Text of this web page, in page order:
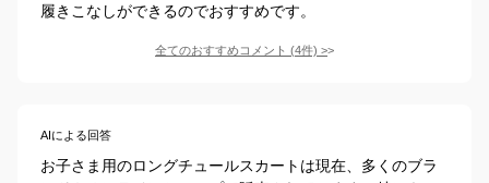
履きこなしができるのでおすすめです。
全てのおすすめコメント (4件) >
AIによる回答
お子さま用のロングチュールスカートは現在、多くのブラ